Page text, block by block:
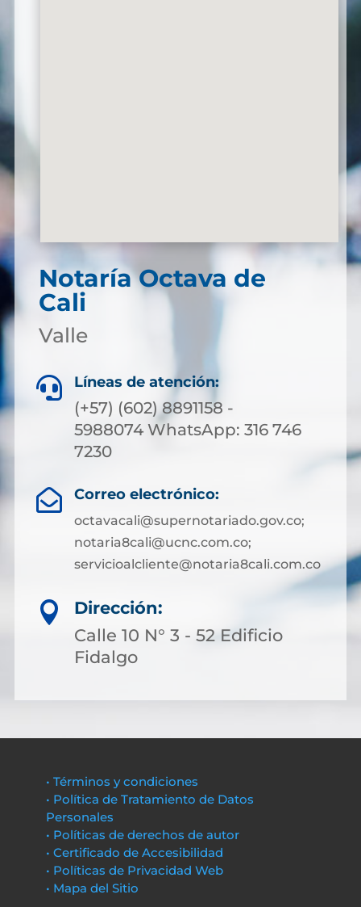
Notaría Octava de
Cali
Valle
 Líneas de atención:
(+57) (602) 8891158 -
5988074 WhatsApp: 316 746
7230
 Correo electrónico:
octavacali@supernotariado.gov.co;
notaria8cali@ucnc.com.co;
servicioalcliente@notaria8cali.com.co

Dirección:
Calle 10 N° 3 - 52 Edificio
Fidalgo
• Términos y condiciones
• Política de Tratamiento de Datos
Personales
• Políticas de derechos de autor
• Certificado de Accesibilidad
• Políticas de Privacidad Web
• Mapa del Sitio